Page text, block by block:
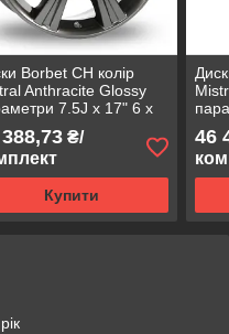
Borbet CH колір
Anthracite Glossy
7.5J x 17" 6 x
ET 52
₴/
Купити
120
46